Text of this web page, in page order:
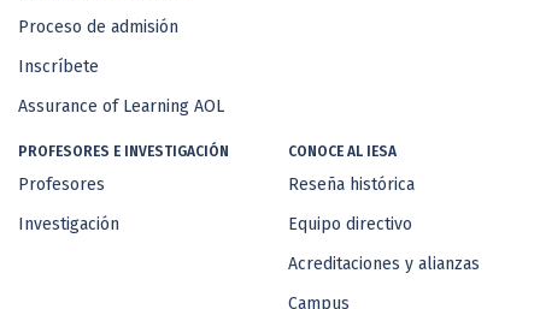
Proceso de admisión
Inscríbete
Assurance of Learning AOL
PROFESORES E INVESTIGACIÓN
Profesores
Investigación
CONOCE AL IESA
Reseña histórica
Equipo directivo
Acreditaciones y alianzas
Campus